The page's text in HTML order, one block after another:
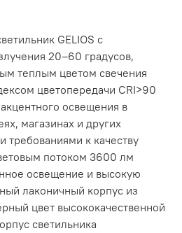
GELIOS с
20–60 градусов,
теплым цветом свечения
цветопередачи CRI>90
освещения в
магазинах и других
к качеству
потоком 3600 лм
освещение и высокую
лаконичный корпус из
цвет высококачественной
светильника